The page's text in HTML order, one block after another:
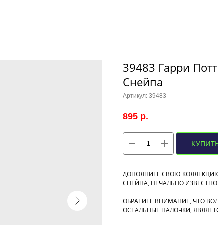
39483 Гарри
Снейпа
Артикул: 39483
895 р.
ДОПОЛНИТЕ СВОЮ
СНЕЙПА, ПЕЧАЛЬНО
ОБРАТИТЕ ВНИМАНИЕ, ЧТО
ОСТАЛЬНЫЕ ПАЛОЧКИ,